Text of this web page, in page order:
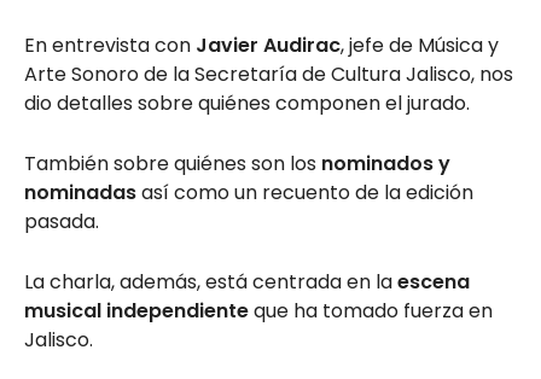
En entrevista con Javier Audirac, jefe de Música y
Arte Sonoro de la Secretaría de Cultura Jalisco, nos
dio detalles sobre quiénes componen el jurado.
También sobre quiénes son los nominados y
nominadasasí como un recuento de la edición
pasada.
La charla, además, está centrada en laescena
musical independienteque ha tomado fuerza en
Jalisco.